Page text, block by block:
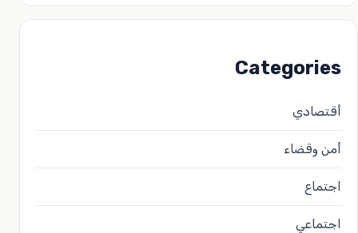
Categories
أقتصادي
أمن وقضاء
اجتماع
اجتماعي